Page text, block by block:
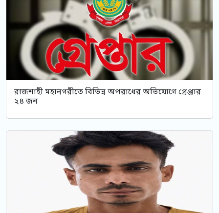
রাজশাহী মহানগরীতে বিভিন্ন অপরাধের অভিযোগে গ্রেপ্তার
২৪ জন